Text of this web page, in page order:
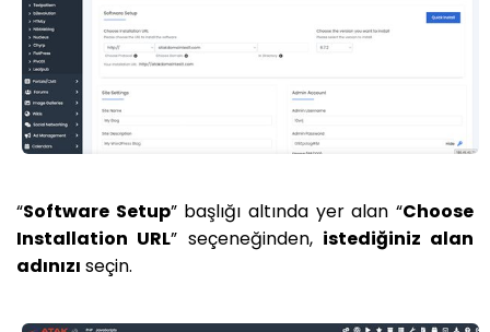
“Software Setup” başlığı altında yer alan “Choose
Installation URL” seçeneğinden, istediğiniz alan
adınızı seçin.